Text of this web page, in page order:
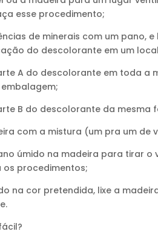
esse procedimento;
de minerais com um pano,
do descolorante em um
A do descolorante em toda a
B do descolorante da mesma
com a mistura (um pra um
úmido na madeira para tirar
os procedimentos;
na cor pretendida, lixe a